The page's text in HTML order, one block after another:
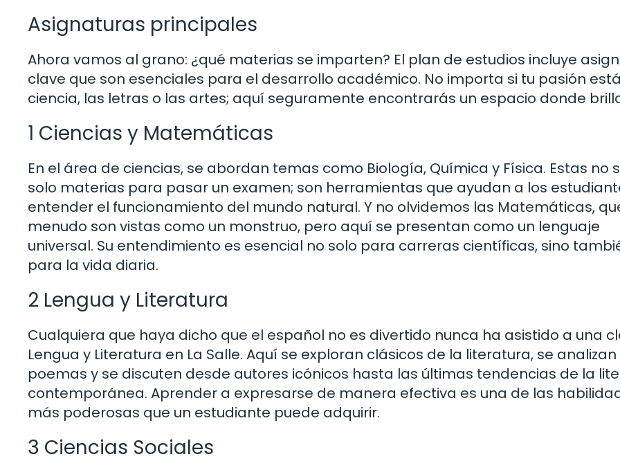
Asignaturas principales
Ahora vamos al grano: ¿qué materias se imparten? El plan de estudios incluye
clave que son esenciales para el desarrollo académico. No importa si tu pasión
ciencia, las letras o las artes; aquí seguramente encontrarás un espacio donde
1 Ciencias y Matemáticas
En el área de ciencias, se abordan temas como Biología, Química y Física. Estas no
solo materias para pasar un examen; son herramientas que ayudan a los
entender el funcionamiento del mundo natural. Y no olvidemos las Matemáticas,
menudo son vistas como un monstruo, pero aquí se presentan como un lenguaje
universal. Su entendimiento es esencial no solo para carreras científicas, sino
para la vida diaria.
2 Lengua y Literatura
Cualquiera que haya dicho que el español no es divertido nunca ha asistido a una
Lengua y Literatura en La Salle. Aquí se exploran clásicos de la literatura, se analizan
poemas y se discuten desde autores icónicos hasta las últimas tendencias de la
contemporánea. Aprender a expresarse de manera efectiva es una de las
más poderosas que un estudiante puede adquirir.
3 Ciencias Sociales